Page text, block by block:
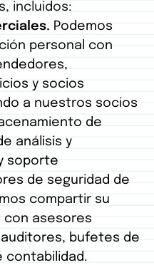
incluidos:
Podemos
personal con
y socios
a nuestros socios
de
análisis y
soporte
de seguridad de
compartir su
con asesores
bufetes de
contabilidad.